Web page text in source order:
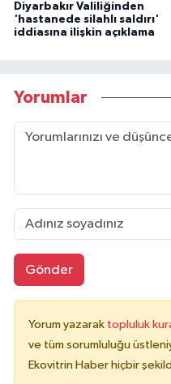
Diyarbakır Valiliğinden
'hastanede silahlı saldırı'
iddiasına ilişkin açıklama
Yorumlar
Gönder
Yorum yazarak topluluk
ve tüm sorumluluğu
Ekovitrin Haber hiçbir